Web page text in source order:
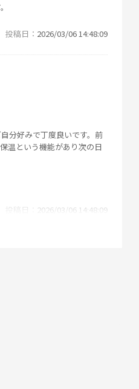
投稿日 2026/03/06 14:48:09
分好みで丁度良いです。前
温という機能があり次の日
2026/03/06 14:48:09